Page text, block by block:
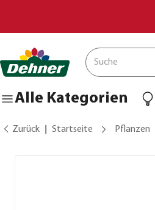
Alle Kategorien
Zurück Startseite Pflanzen